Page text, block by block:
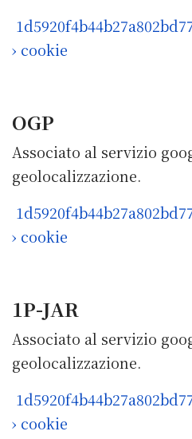
› cookie
OGP
Associato al servizio
geolocalizzazione.
› cookie
1P-JAR
Associato al servizio
geolocalizzazione.
› cookie